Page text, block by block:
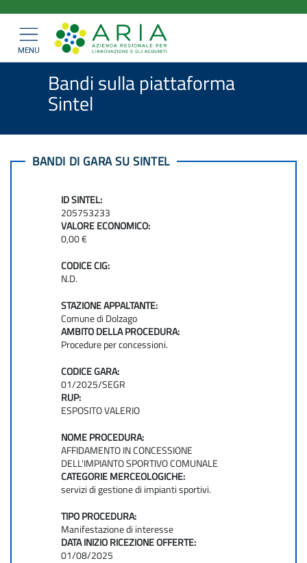
contenuto
principale
ARIA
SpAMostra/nascondi
navigazione
MENU
Home > Bandi e Convenzioni >
Bandi di gara >
Bandi sulla piattaforma Sintel
Bandi sulla piattaforma
Sintel
BANDI DI GARA SU SINTEL
ID SINTEL:
205753233
VALORE ECONOMICO:
0,00 €
CODICE CIG:
N.D.
STAZIONE APPALTANTE:
Comune di Dolzago
AMBITO DELLA PROCEDURA:
Procedure per concessioni.
CODICE GARA:
01/2025/SEGR
RUP:
ESPOSITO VALERIO
NOME PROCEDURA:
AFFIDAMENTO IN CONCESSIONE
DELL'IMPIANTO SPORTIVO COMUNALE
CATEGORIE MERCEOLOGICHE:
servizi di gestione di impianti sportivi.
TIPO PROCEDURA:
Manifestazione di interesse
DATA INIZIO RICEZIONE OFFERTE:
01/08/2025